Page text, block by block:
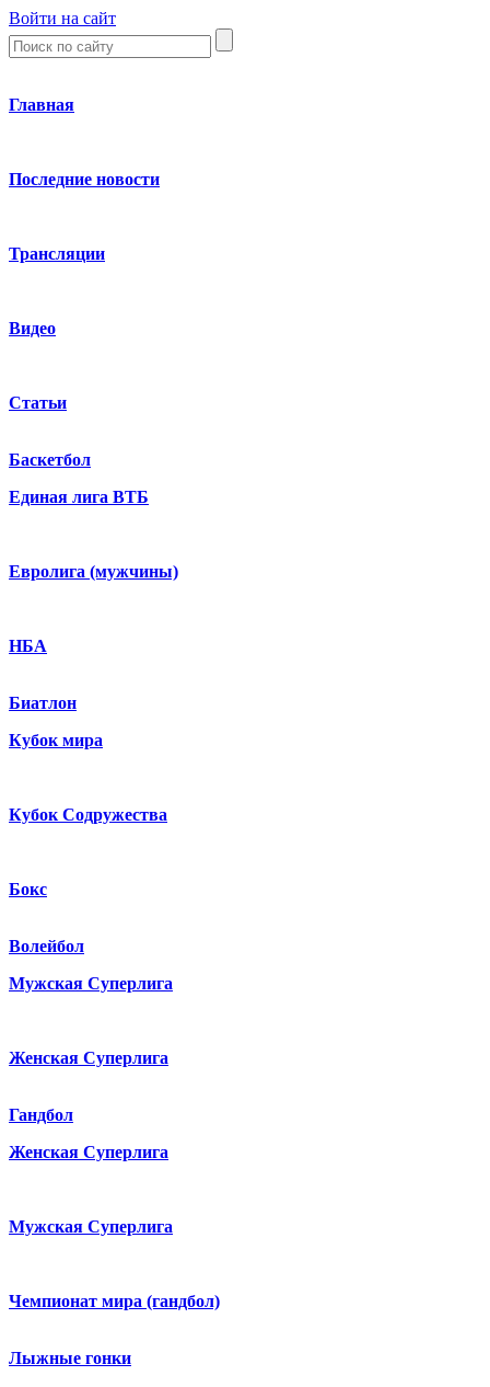
Войти на сайт
Главная
Последние новости
Трансляции
Видео
Статьи
Баскетбол
Единая лига ВТБ
Евролига (мужчины)
НБА
Биатлон
Кубок мира
Кубок Содружества
Бокс
Волейбол
Мужская Суперлига
Женская Суперлига
Гандбол
Женская Суперлига
Мужская Суперлига
Чемпионат мира (гандбол)
Лыжные гонки